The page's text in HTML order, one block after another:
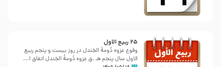
25 ربيع الاول
وقوع غزوه دُومةُ الجَندل در روز بیست و پنجم ربیع
الاول سال پنجم هـ .ق غزوه دُومةُ الجَندل اتفاق ا...